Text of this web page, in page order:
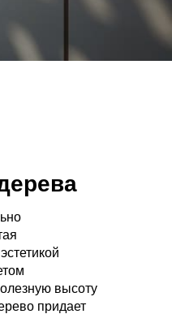
высоту
придает